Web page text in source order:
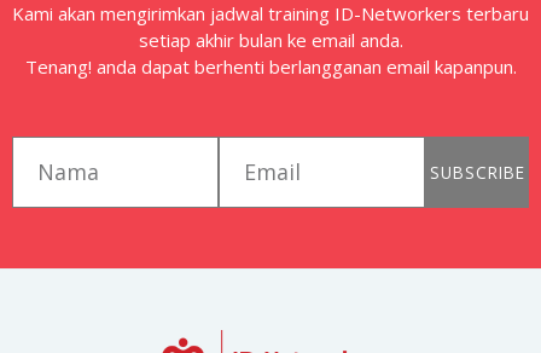
Kami akan mengirimkan jadwal training ID-Networkers terbaru
setiap akhir bulan ke email anda.
Tenang! anda dapat berhenti berlangganan email kapanpun.
SUBSCRIBE